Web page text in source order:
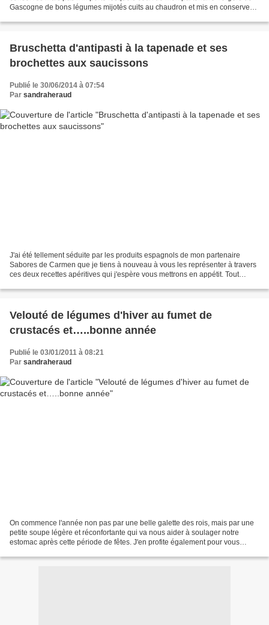
Gascogne de bons légumes mijotés cuits au chaudron et mis en conserves,
Bruschetta d'antipasti à la tapenade et ses
brochettes aux saucissons
Publié le 30/06/2014 à 07:54
Par sandraheraud
J'ai été tellement séduite par les produits espagnols de mon partenaire
Sabores de Carmen que je tiens à nouveau à vous les représenter à travers
ces deux recettes apéritives qui j'espère vous mettrons en appétit. Tout
Velouté de légumes d'hiver au fumet de
crustacés et…..bonne année
Publié le 03/01/2011 à 08:21
Par sandraheraud
On commence l'année non pas par une belle galette des rois, mais par une
petite soupe légère et réconfortante qui va nous aider à soulager notre
estomac après cette période de fêtes. J'en profite également pour vous